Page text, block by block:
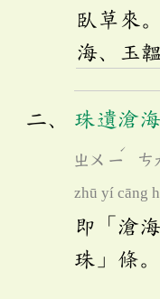
臥草來
海、玉
珠遺滄海
ㄓㄨ ㄧ
ˊ
ㄘ
zhū yí cāng
即「滄
珠」條。